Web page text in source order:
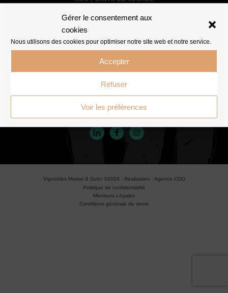
Gérer le consentement aux
cookies
Nous utilisons des cookies pour optimiser notre site web et notre service.
Accepter
Refuser
Voir les préférences
MON COMPTE
Vignobles Martial & Dulor ©2024 - Réalisation : Agence CDO
Politique de confidentialité
Mentions Légales
Conditions générale de vente